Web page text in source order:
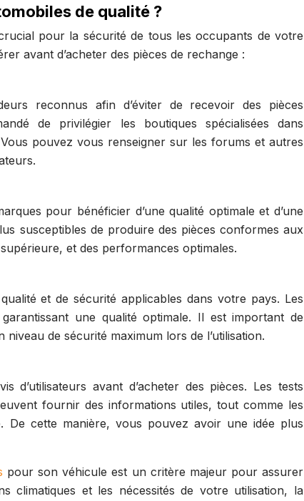
de qualité ?
pour la sécurité de tous les occupants de votre
avant d’acheter des pièces de rechange :
reconnus afin d’éviter de recevoir des pièces
de privilégier les boutiques spécialisées dans
pouvez vous renseigner sur les forums et autres
pour bénéficier d’une qualité optimale et d’une
susceptibles de produire des pièces conformes aux
et des performances optimales.
et de sécurité applicables dans votre pays. Les
une qualité optimale. Il est important de
de sécurité maximum lors de l’utilisation.
avant d’acheter des pièces. Les tests
fournir des informations utiles, tout comme les
De cette manière, vous pouvez avoir une idée plus
pour son véhicule est un critère majeur pour assurer
climatiques et les nécessités de votre utilisation, la